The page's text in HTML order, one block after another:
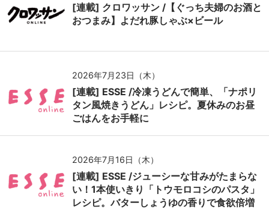
[連載] クロワッサン /【ぐっち夫婦のお酒と
おつまみ】よだれ豚しゃぶ×ビール
2026年7月23日（木）
[連載] ESSE /冷凍うどんで簡単、「ナポリ
タン風焼きうどん」レシピ。夏休みのお昼
ごはんをお手軽に
2026年7月16日（木）
[連載] ESSE /ジューシーな甘みがたまらな
い！1本使いきり「トウモロコシのパスタ」
レシピ。バターしょうゆの香りで食欲倍増